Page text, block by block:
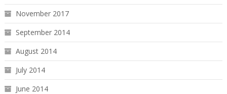
November 2017
September 2014
August 2014
July 2014
June 2014